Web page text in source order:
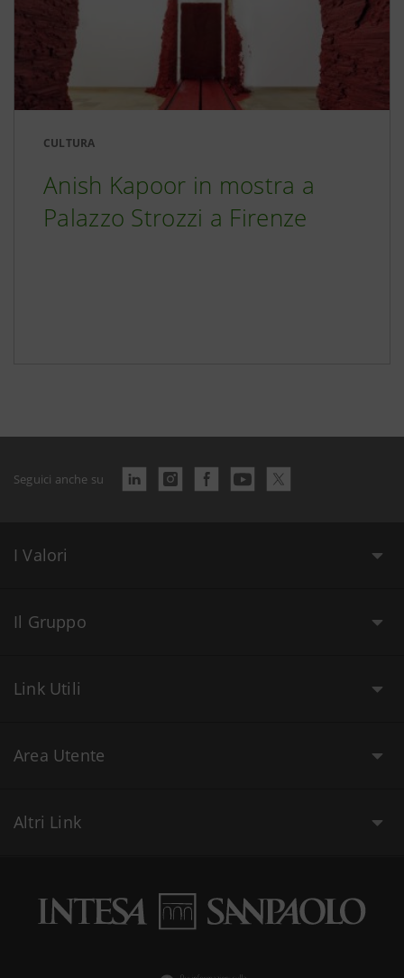
CULTURA
Anish Kapoor in mostra a
Palazzo Strozzi a Firenze
Seguici anche su
I Valori
Il Gruppo
Link Utili
Area Utente
Altri Link